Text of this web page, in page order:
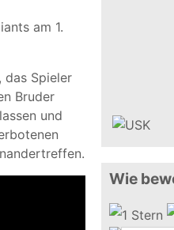
am 1.
das Spieler
Bruder
und
Wie